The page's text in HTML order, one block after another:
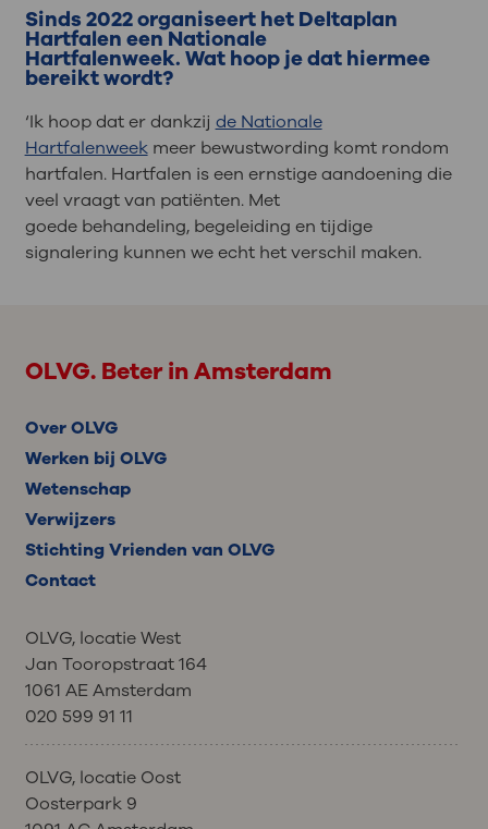
Sinds 2022 organiseert het Deltaplan
Hartfaleneen Nationale
Hartfalenweek.Wat hoop je dat hiermee
bereikt wordt?
‘Ik hoop dat erdankzij de Nationale
Hartfalenweek meerbewustwording komt rondom
hartfalen. Hartfalen is een ernstige aandoening die
veel vraagt van patiënten. Met
goede behandeling, begeleiding en tijdige
signalering kunnen we echt het verschil maken.
OLVG. Beter in Amsterdam
Over OLVG
Werken bij OLVG
Wetenschap
Verwijzers
Stichting Vrienden van OLVG
Contact
OLVG, locatie West
Jan Tooropstraat 164
1061 AE Amsterdam
020 599 91 11
OLVG, locatie Oost
Oosterpark 9